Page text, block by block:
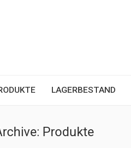
LAGERBESTAND
Produkte